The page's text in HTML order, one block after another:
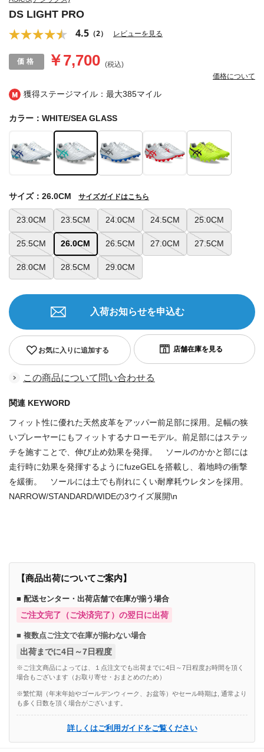
獲得ステージマイル：最大385マイル
DS LIGHT PRO
4.5 （2） レビューを見る
￥7,700 (税込)
価格について
カラー：WHITE/SEA GLASS
23.0CM 23.5CM 24.0CM 24.5CM 25.0CM
25.5CM 26.0CM 26.5CM 27.0CM 27.5CM
28.0CM 28.5CM 29.0CM
サイズ：26.0CM サイズガイドはこちら
お気に入りに追加する
入荷お知らせを申込む
この商品について問い合わせる
関連 KEYWORD
フィット性に優れた天然皮革をアッパー前足部に採用。足幅の狭
いプレーヤーにもフィットするナローモデル。前足部にはステッ
チを施すことで、伸び止め効果を発揮。 ソールのかかと部には
走行時に効果を発揮するようにfuzeGELを搭載し、着地時の衝撃
を緩衝。 ソールには土でも削れにくい耐摩耗ウレタンを採用。
NARROW/STANDARD/WIDEの3ウイズ展開\n
【商品出荷についてご案内】
■ 配送センター・出荷店舗で在庫が揃う場合
ご注文完了（ご決済完了）の翌日に出荷
■ 複数点ご注文で在庫が揃わない場合
出荷までに4日～7日程度
※ご注文商品によっては、１点注文でも出荷までに4日～7日程度お時間を頂く
場合もございます（お取り寄せ・おまとめのため）
※繁忙期（年末年始やゴールデンウィーク、お盆等）やセール時期は, 通常より
も多く日数を頂く場合がございます。
詳しくはご利用ガイドをご覧ください